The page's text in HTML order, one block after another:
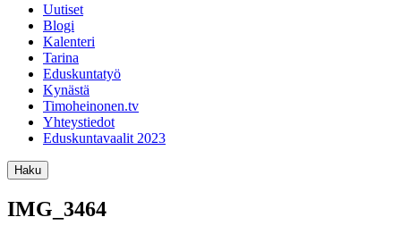
Uutiset
Blogi
Kalenteri
Tarina
Eduskuntatyö
Kynästä
Timoheinonen.tv
Yhteystiedot
Eduskuntavaalit 2023
Haku
IMG_3464